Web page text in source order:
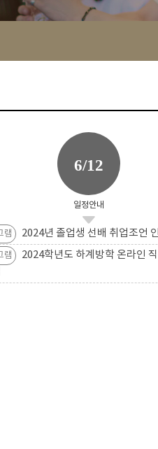
6/12
일정안내
램 2024년 졸업생 선배 취업조언
램
2024학년도 하계방학 온라인